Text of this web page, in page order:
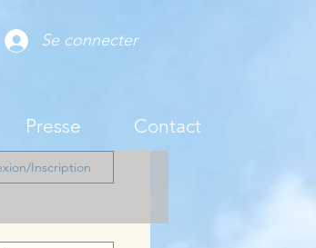
Se connecter
Presse Contact
Inscription